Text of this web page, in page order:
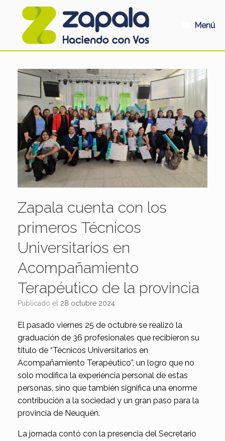
Menú
Zapala cuenta con los
primeros Técnicos
Universitarios en
Acompañamiento
Terapéutico de la provincia
Publicado el 28 octubre 2024
El pasado viernes 25 de octubre se realizó la
graduación de 36 profesionales que recibieron su
título de “Técnicos Universitarios en
Acompañamiento Terapéutico”, un logro que no
solo modifica la experiencia personal de estas
personas, sino que también significa una enorme
contribución a la sociedad y un gran paso para la
provincia de Neuquén.
La jornada contó con la presencia del Secretario